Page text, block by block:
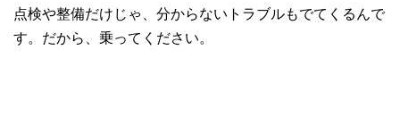
点検や整備だけじゃ、分からないトラブルもでてくるんで
す。だから、乗ってください。